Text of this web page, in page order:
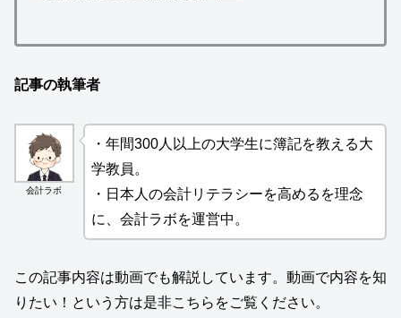
記事の執筆者
会計ラボ
・年間300人以上の大学生に簿記を教える大
学教員。
・日本人の会計リテラシーを高めるを理念
に、会計ラボを運営中。
この記事内容は動画でも解説しています。動画で内容を知
りたい！という方は是非こちらをご覧ください。